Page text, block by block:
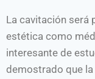
La cavitación será
estética como
interesante de
demostrado que